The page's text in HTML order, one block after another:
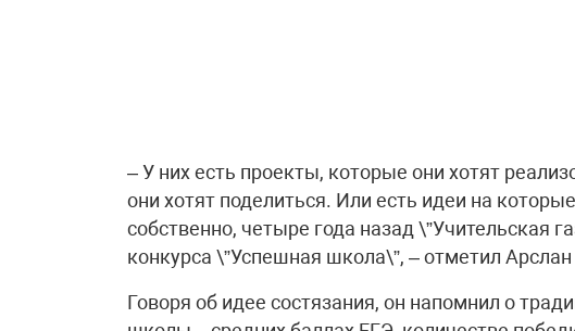
– У них есть проекты, которые они хотят
они хотят поделиться. Или есть идеи на
собственно, четыре года назад \”Учительская
конкурса \”Успешная школа\”, – отметил
Говоря об идее состязания, он напомнил о